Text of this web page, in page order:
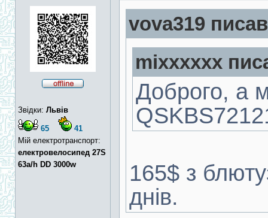
Звідки: Львів
65
41
Мій електротранспорт:
електровелосипед 27S
63a/h DD 3000w
vova319
mixxxxxx
Доброго, а
165$ з
днів.